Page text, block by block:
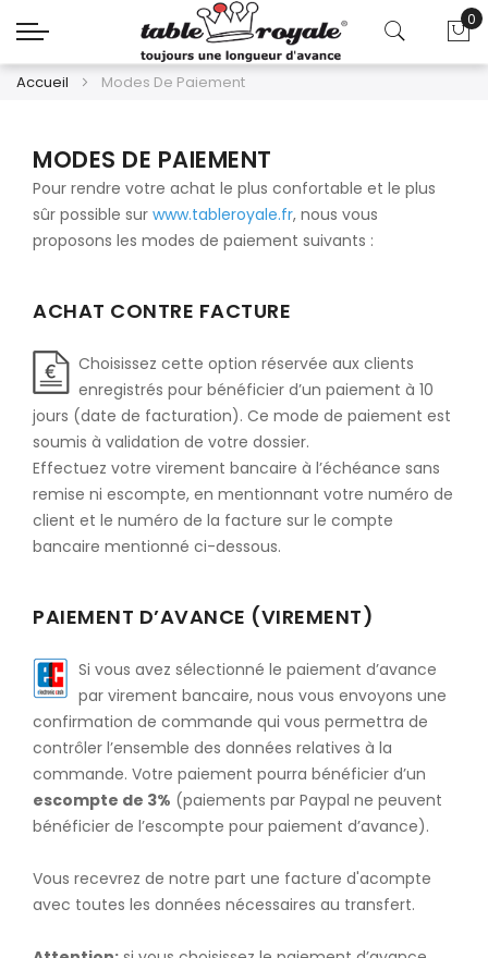
0
Accueil Modes De Paiement
MODES DE PAIEMENT
Pour rendre votre achat le plus confortable et le plus
sûr possible sur www.tableroyale.fr, nous vous
proposons les modes de paiement suivants :
ACHAT CONTRE FACTURE
Choisissez cette option réservée aux clients
enregistrés pour bénéficier d’un paiement à 10
jours (date de facturation). Ce mode de paiement est
soumis à validation de votre dossier.
Effectuez votre virement bancaire à l’échéance sans
remise ni escompte, en mentionnant votre numéro de
client et le numéro de la facture sur le compte
bancaire mentionné ci-dessous.
PAIEMENT D’AVANCE (VIREMENT)
Si vous avez sélectionné le paiement d’avance
par virement bancaire, nous vous envoyons une
confirmation de commande qui vous permettra de
contrôler l’ensemble des données relatives à la
commande. Votre paiement pourra bénéficier d’un
escompte de 3% (paiements par Paypal ne peuvent
bénéficier de l’escompte pour paiement d’avance).
Vous recevrez de notre part une facture d'acompte
avec toutes les données nécessaires au transfert.